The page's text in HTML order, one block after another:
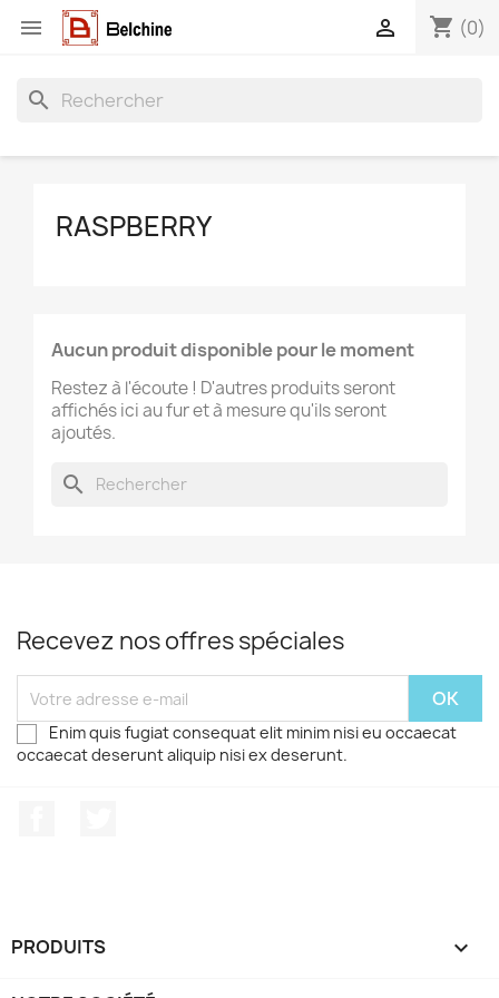
 shopping_cart (0)

search
RASPBERRY
Aucun produit disponible pour le moment
Restez à l'écoute ! D'autres produits seront
affichés ici au fur et à mesure qu'ils seront
ajoutés.
search
Recevez nos offres spéciales
Enim quis fugiat consequat elit minim nisi eu occaecat
occaecat deserunt aliquip nisi ex deserunt.
PRODUITS 